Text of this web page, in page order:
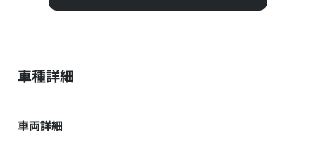
車種詳細
車両詳細